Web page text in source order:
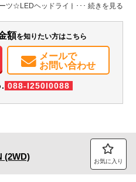
ABS
ドラレコ
ツ☆LEDヘッドライト☆LEDサイド
額を知りたい方はこちら
メールで
お問い合わせ
088-I250I0088
(2WD) お気に入り